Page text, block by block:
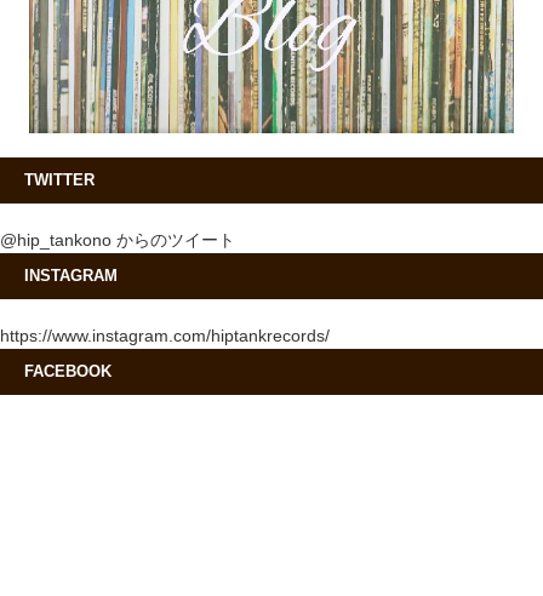
TWITTER
@hip_tankono からのツイート
INSTAGRAM
https://www.instagram.com/hiptankrecords/
FACEBOOK